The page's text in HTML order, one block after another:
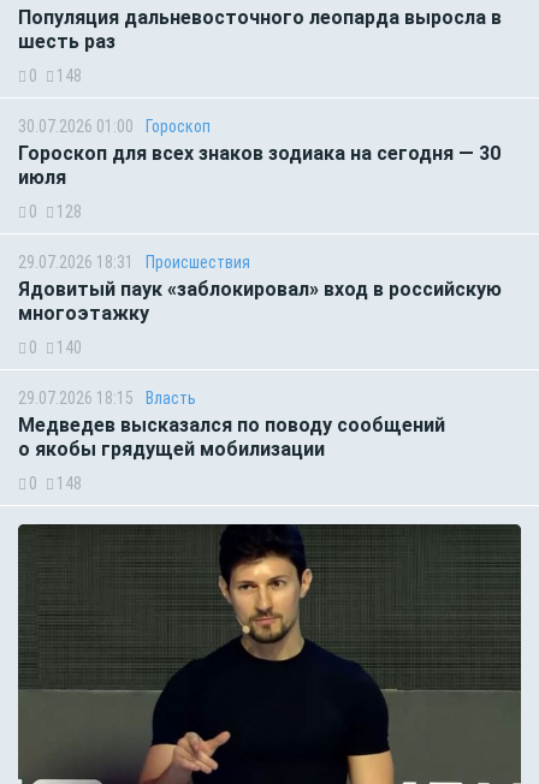
Популяция дальневосточного леопарда выросла в
шесть раз
0 148
30.07.2026 01:00 Гороскоп
Гороскоп для всех знаков зодиака на сегодня — 30
июля
0 128
29.07.2026 18:31 Происшествия
Ядовитый паук «заблокировал» вход в российскую
многоэтажку
0 140
29.07.2026 18:15 Власть
Медведев высказался по поводу сообщений
о якобы грядущей мобилизации
0 148